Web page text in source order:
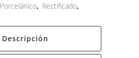
Porcelánico, Rectificado,
Descripción